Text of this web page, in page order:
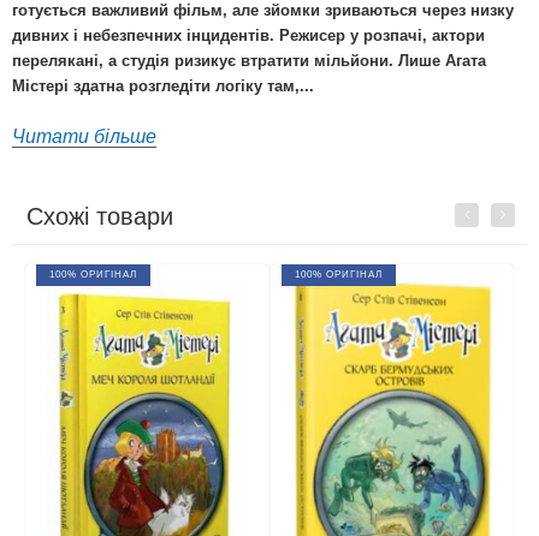
готується важливий фільм, але зйомки зриваються через низку
дивних і небезпечних інцидентів. Режисер у розпачі, актори
перелякані, а студія ризикує втратити мільйони. Лише Агата
Містері здатна розгледіти логіку там,...
Читати більше
Схожі товари Previous
100% ОРИГІНАЛ 100% ОРИГІНАЛ
Next